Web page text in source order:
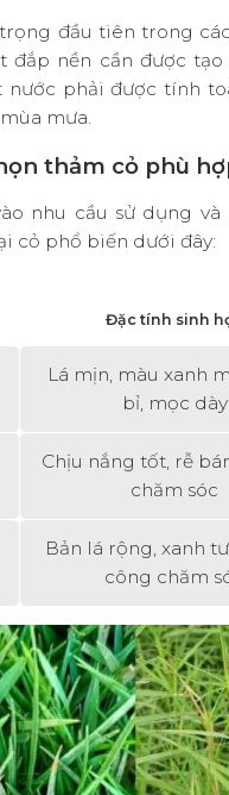
đầu tiên trong
đắp nền cần được
nước phải được tính
mưa.
thảm cỏ phù
nhu cầu sử dụng
cỏ phổ biến dưới đây:
Đặc tính sinh
Lá mịn, màu xanh
bỉ, mọc dày
Chịu nắng tốt, rễ
chăm sóc
Bản lá rộng, xanh
công chăm